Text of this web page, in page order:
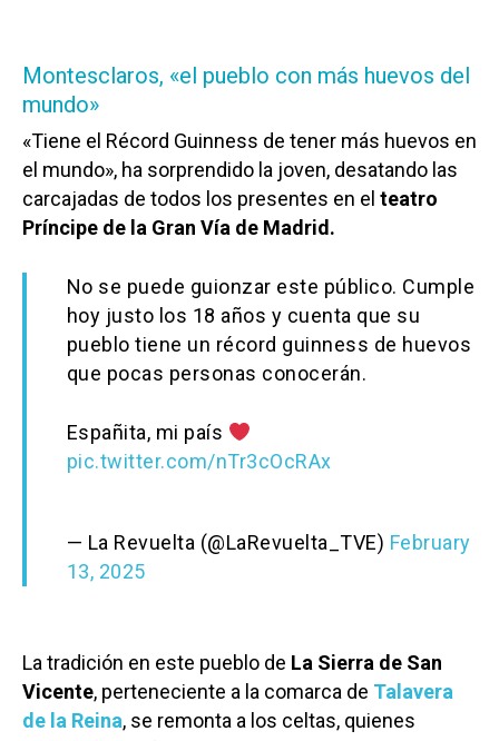
Montesclaros, «el pueblo con más huevos del
mundo»
«Tiene el Récord Guinness de tener más huevos en
el mundo», ha sorprendido la joven, desatando las
carcajadas de todos los presentes en el teatro
Príncipe de la Gran Vía de Madrid.
No se puede guionzar este público. Cumple
hoy justo los 18 años y cuenta que su
pueblo tiene un récord guinness de huevos
que pocas personas conocerán.
Españita, mi país
pic.twitter.com/nTr3cOcRAx
— La Revuelta (@LaRevuelta_TVE) February
13, 2025
La tradición en este pueblo de La Sierra de San
Vicente, perteneciente a la comarca de Talavera
de la Reina, se remonta a los celtas, quienes